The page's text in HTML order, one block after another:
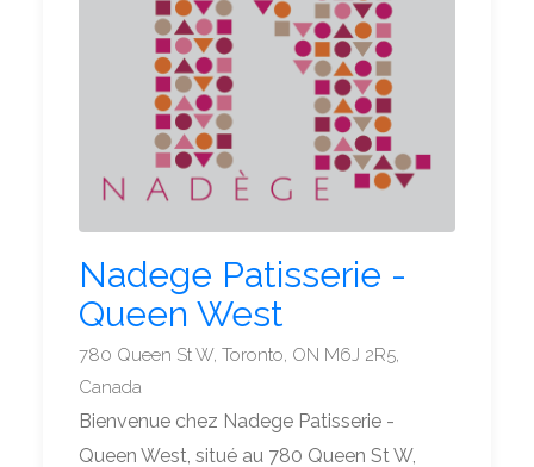
Nadege Patisserie -
Queen West
780 Queen St W, Toronto, ON M6J 2R5,
Canada
Bienvenue chez Nadege Patisserie -
Queen West, situé au 780 Queen St W,